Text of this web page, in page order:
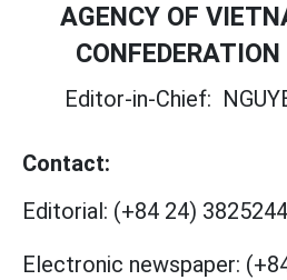
AGENCY OF
Editor-in-Chief:
Contact:
Editorial: (+84 24)
Electronic newspaper: